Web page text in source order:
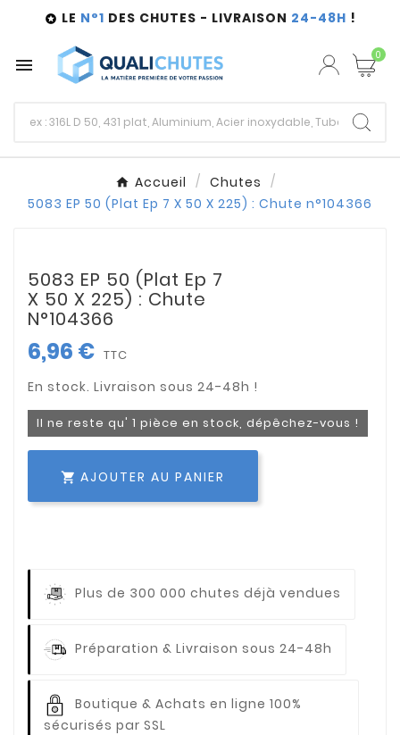
 LE N°1 DES CHUTES - LIVRAISON 24-48H !
 0
Accueil
Chutes
5083 EP 50 (Plat Ep 7 X 50 X 225) : Chute n°104366
5083 EP 50 (Plat Ep 7
X 50 X 225) : Chute
N°104366
6,96 € TTC
Il ne reste qu' 1 pièce en stock, dépêchez-vous !
 AJOUTER AU PANIER
Plus de 300 000 chutes déjà vendues
Préparation & Livraison sous 24-48h
Boutique & Achats en ligne 100%
sécurisés par SSL